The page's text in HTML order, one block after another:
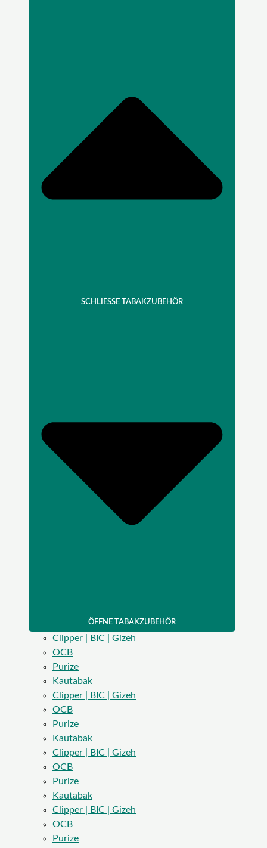
SCHLIESSE TABAKZUBEHÖR
ÖFFNE TABAKZUBEHÖR
Clipper | BIC | Gizeh
OCB
Purize
Kautabak
Clipper | BIC | Gizeh
OCB
Purize
Kautabak
Clipper | BIC | Gizeh
OCB
Purize
Kautabak
Clipper | BIC | Gizeh
OCB
Purize